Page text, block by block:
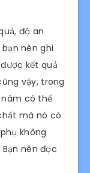
độ an
nên ghi
kết quả
vậy, trong
có thể
mà nó có
không
nên đọc